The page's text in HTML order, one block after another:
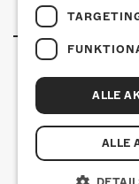
ALLE
ALLE